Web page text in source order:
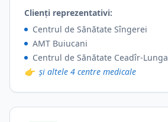
Clienți reprezentativi:
Centrul de Sănătate Sîngerei
AMT Buiucani
Centrul de Sănătate Ceadîr-Lunga
👉 și altele 4 centre medicale